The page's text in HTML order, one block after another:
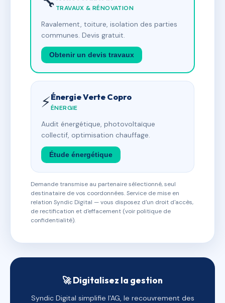
TRAVAUX & RÉNOVATION
Ravalement, toiture, isolation des parties
communes. Devis gratuit.
Obtenir un devis travaux
⚡Énergie Verte Copro
ÉNERGIE
Audit énergétique, photovoltaïque
collectif, optimisation chauffage.
Étude énergétique
Demande transmise au partenaire sélectionné, seul
destinataire de vos coordonnées. Service de mise en
relation Syndic Digital — vous disposez d'un droit d'accès,
de rectification et d'effacement (voir politique de
confidentialité).
🚀 Digitalisez la gestion
Syndic Digital simplifie l'AG, le recouvrement des